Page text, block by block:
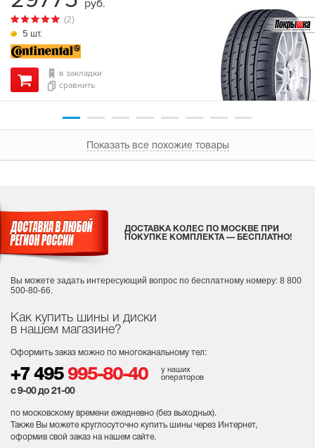
5 шт.
(2)
в закладки
сравнить
руб.
Показать все похожие товары
Как купить шины и диски
в нашем магазине?
Оформить заказ можно по многоканальному тел:
+7 495 995-80-40
у наших
операторов
с 9-00 до 21-00
по московскому времени ежедневно (без выходных).
Также Вы можете круглосуточно купить шины через Интернет,
оформив свой заказ на нашем сайте.
ДОСТАВКА КОЛЕС ПО МОСКВЕ ПРИ
ПОКУПКЕ КОМПЛЕКТА — БЕСПЛАТНО!
Вы можете задать интересующий вопрос по бесплатному номеру: 8 800
500-80-66.